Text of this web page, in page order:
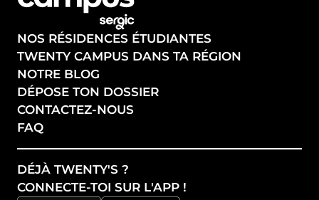
NOS RÉSIDENCES ÉTUDIANTES
TWENTY CAMPUS DANS TA RÉGION
NOTRE BLOG
DÉPOSE TON DOSSIER
CONTACTEZ-NOUS
FAQ
DÉJÀ TWENTY'S ?
CONNECTE-TOI SUR L'APP !